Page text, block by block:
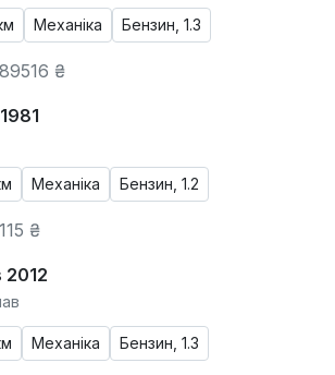
Механіка Бензин, 1.3
89516 ₴
Механіка Бензин, 1.2
₴
2012
Механіка Бензин, 1.3